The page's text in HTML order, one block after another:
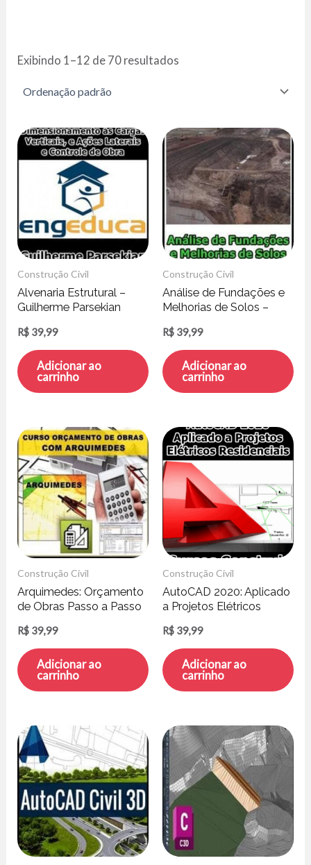
Exibindo 1–12 de 70 resultados
Construção Civil
Alvenaria Estrutural –
Guilherme Parsekian
R$ 39,99
Adicionar ao
carrinho
Construção Civil
Análise de Fundações e
Melhorias de Solos –
R$ 39,99
Adicionar ao
carrinho
Construção Civil
Arquimedes: Orçamento
de Obras Passo a Passo
R$ 39,99
Adicionar ao
carrinho
Construção Civil
AutoCAD 2020: Aplicado
a Projetos Elétricos
Tensão – Cursos
Construir
R$ 39,99
Adicionar ao
carrinho